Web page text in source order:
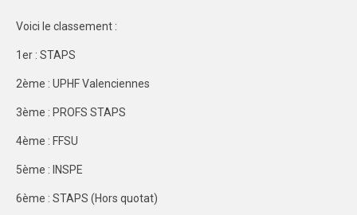
Voici le classement :
1er : STAPS
2ème : UPHF Valenciennes
3ème : PROFS STAPS
4ème : FFSU
5ème : INSPE
6ème : STAPS (Hors quotat)